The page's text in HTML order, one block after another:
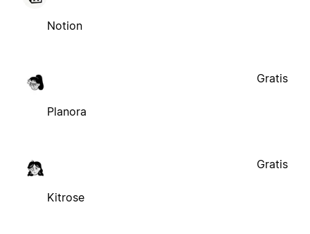
Notion
Planora
Gratis
Kitrose
Gratis